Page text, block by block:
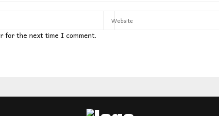
for the next time I comment.